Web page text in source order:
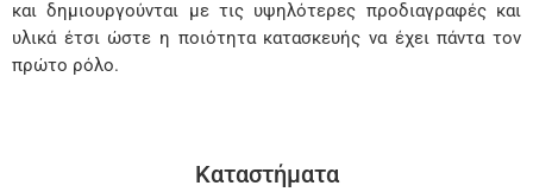
και δημιουργούνται με τις υψηλότερες προδιαγραφές και
υλικά έτσι ώστε η ποιότητα κατασκευής να έχει πάντα τον
πρώτο ρόλο.
Καταστήματα